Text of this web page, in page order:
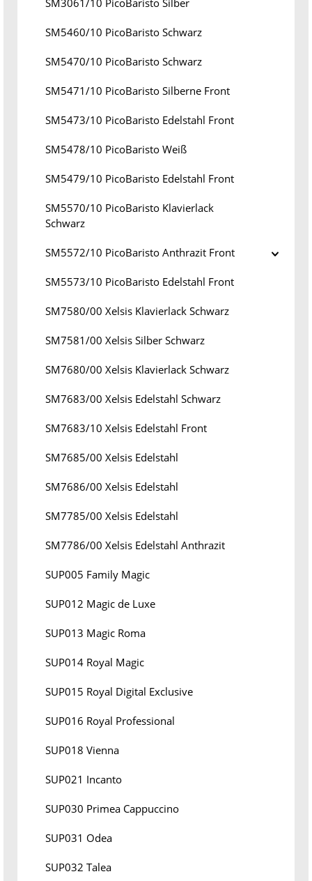
SM3061/10 PicoBaristo Silber
SM5460/10 PicoBaristo Schwarz
SM5470/10 PicoBaristo Schwarz
SM5471/10 PicoBaristo Silberne Front
SM5473/10 PicoBaristo Edelstahl Front
SM5478/10 PicoBaristo Weiß
SM5479/10 PicoBaristo Edelstahl Front
SM5570/10 PicoBaristo Klavierlack
Schwarz
SM5572/10 PicoBaristo Anthrazit Front
SM5573/10 PicoBaristo Edelstahl Front
SM7580/00 Xelsis Klavierlack Schwarz
SM7581/00 Xelsis Silber Schwarz
SM7680/00 Xelsis Klavierlack Schwarz
SM7683/00 Xelsis Edelstahl Schwarz
SM7683/10 Xelsis Edelstahl Front
SM7685/00 Xelsis Edelstahl
SM7686/00 Xelsis Edelstahl
SM7785/00 Xelsis Edelstahl
SM7786/00 Xelsis Edelstahl Anthrazit
SUP005 Family Magic
SUP012 Magic de Luxe
SUP013 Magic Roma
SUP014 Royal Magic
SUP015 Royal Digital Exclusive
SUP016 Royal Professional
SUP018 Vienna
SUP021 Incanto
SUP030 Primea Cappuccino
SUP031 Odea
SUP032 Talea